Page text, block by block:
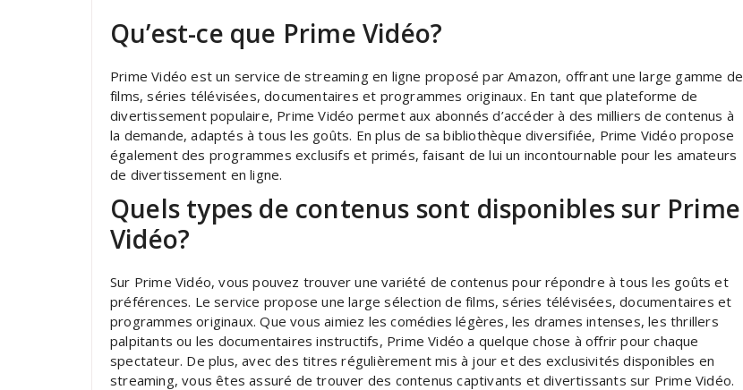
Qu’est-ce que Prime Vidéo?
Prime Vidéo est un service de streaming en ligne proposé par Amazon, offrant une large gamme de
films, séries télévisées, documentaires et programmes originaux. En tant que plateforme de
divertissement populaire, Prime Vidéo permet aux abonnés d’accéder à des milliers de contenus à
la demande, adaptés à tous les goûts. En plus de sa bibliothèque diversifiée, Prime Vidéo propose
également des programmes exclusifs et primés, faisant de lui un incontournable pour les amateurs
de divertissement en ligne.
Quels types de contenus sont disponibles sur Prime
Vidéo?
Sur Prime Vidéo, vous pouvez trouver une variété de contenus pour répondre à tous les goûts et
préférences. Le service propose une large sélection de films, séries télévisées, documentaires et
programmes originaux. Que vous aimiez les comédies légères, les drames intenses, les thrillers
palpitants ou les documentaires instructifs, Prime Vidéo a quelque chose à offrir pour chaque
spectateur. De plus, avec des titres régulièrement mis à jour et des exclusivités disponibles en
streaming, vous êtes assuré de trouver des contenus captivants et divertissants sur Prime Vidéo.